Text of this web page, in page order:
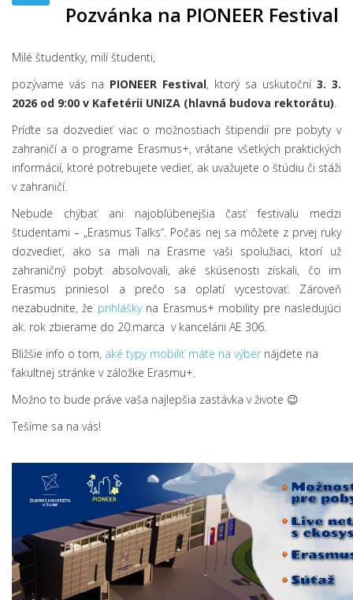
Pozvánka na PIONEER Festival
Milé študentky, milí študenti,
pozývame vás na PIONEER Festival, ktorý sa uskutoční 3. 3.
2026 od 9:00 v Kafetérii UNIZA (hlavná budova rektorátu)
Príďte sa dozvedieť viac o možnostiach štipendií pre pobyty v
zahraničí a o programe Erasmus+, vrátane všetkých praktických
informácií, ktoré potrebujete vedieť, ak uvažujete o štúdiu či stáži
v zahraničí.
Nebude chýbať ani najobľúbenejšia časť festivalu medzi
študentami – „Erasmus Talks“. Počas nej sa môžete z prvej ruky
dozvedieť, ako sa mali na Erasme vaši spolužiaci, ktorí už
zahraničný pobyt absolvovali, aké skúsenosti získali, čo im
Erasmus priniesol a prečo sa oplatí vycestovať. Zároveň
nezabudnite, že prihlášky na Erasmus+ mobility pre nasledujúci
ak. rok zbierame do 20.marca v kancelárii AE 306.
Bližšie info o tom, aké typy mobilíť máte na výber nájdete na
fakultnej stránke v záložke Erasmu+.
Možno to bude práve vaša najlepšia zastávka v živote 😉
Tešíme sa na vás!